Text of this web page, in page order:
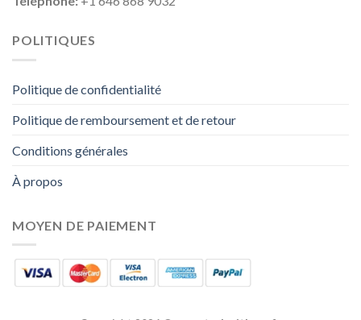
POLITIQUES
Politique de confidentialité
Politique de remboursement et de retour
Conditions générales
À propos
MOYEN DE PAIEMENT